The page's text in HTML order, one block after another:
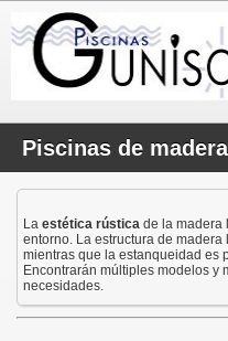
Piscinas de madera
La estética rústica de la madera
entorno. La estructura de
mientras que la estanqueidad es
Encontrarán múltiples modelos y
necesidades.